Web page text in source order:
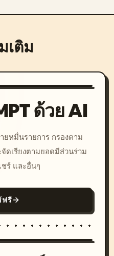
เติม
ด้วย AI
หมื่นรายการ กรองตาม
จัดเรียงตามยอดมีส่วนร่วม
ร์ และอื่นๆ
ฟรี